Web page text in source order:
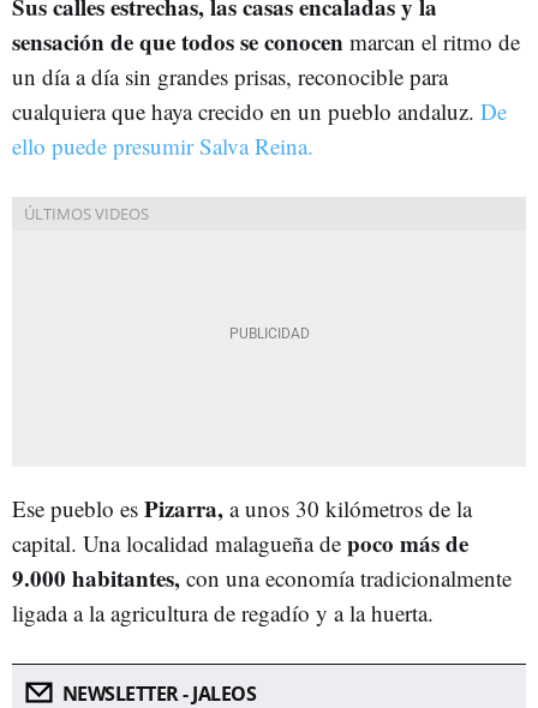
Sus calles estrechas, las casas encaladas y la
sensación de que todos se conocen marcan el ritmo de
un día a día sin grandes prisas, reconocible para
cualquiera que haya crecido en un pueblo andaluz. De
ello puede presumir Salva Reina.
Ese pueblo es Pizarra, a unos 30 kilómetros de la
capital. Una localidad malagueña de poco más de
9.000 habitantes, con una economía tradicionalmente
ligada a la agricultura de regadío y a la huerta.
NEWSLETTER - JALEOS